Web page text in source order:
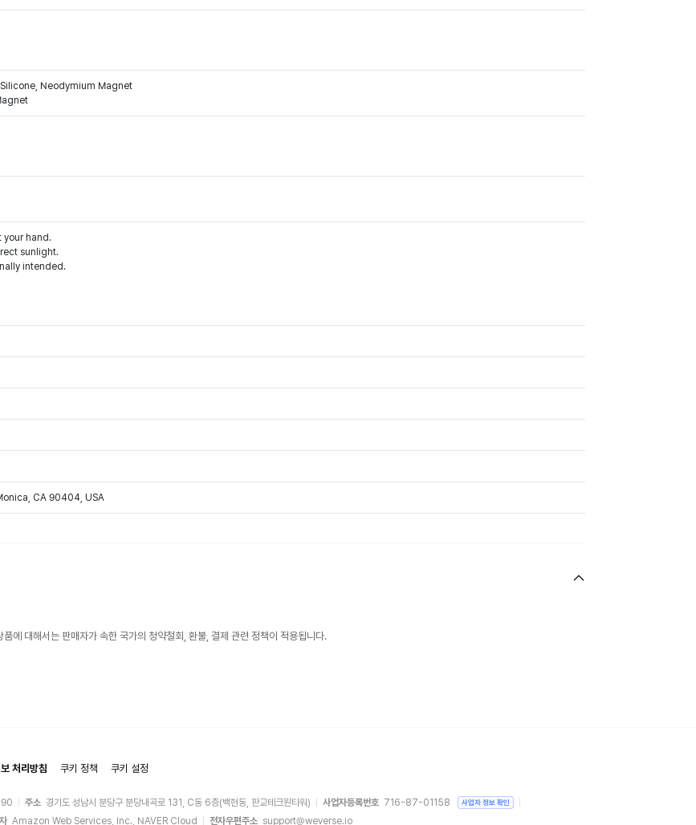
Neodymium Magnet
your hand.
sunlight.
intended.
CA 90404, USA
에 대해서는 판매자가 속한 국가의 청약철회, 환불, 결제 관련 정책이 적용됩니다.
처리방침 쿠키 정책 쿠키 설정
주소 경기도 성남시 분당구 분당내곡로 131, C동 6층(백현동, 판교테크원타워) 사업자등록번호 716-87-01158 사업자 정보 확인
Amazon Web Services, Inc., NAVER Cloud 전자우편주소 support@weverse.io